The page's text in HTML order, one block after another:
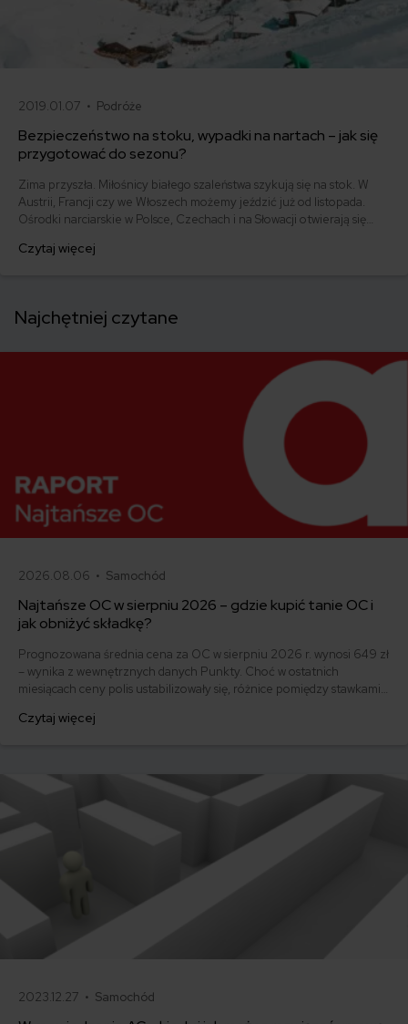
2019.01.07 • Podróże
Bezpieczeństwo na stoku, wypadki na nartach – jak się
przygotować do sezonu?
Zima przyszła. Miłośnicy białego szaleństwa szykują się na stok. W
Austrii, Francji czy we Włoszech możemy jeździć już od listopada.
Ośrodki narciarskie w Polsce, Czechach i na Słowacji otwierają się
przyjemna, co bezpieczna? Co zrobić, żeby uniknąć wypadku na
Czytaj więcej
Najchętniej czytane
2026.08.06 • Samochód
Najtańsze OC w sierpniu 2026 – gdzie kupić tanie OC i
jak obniżyć składkę?
Prognozowana średnia cena za OC w sierpniu 2026 r. wynosi 649 zł
– wynika z wewnętrznych danych Punkty. Choć w ostatnich
miesiącach ceny polis ustabilizowały się, różnice pomiędzy stawkami
500 zł, inni – powyżej 1500 zł. Gdzie znaleźć najtańsze OC w Polsce
Czytaj więcej
2023.12.27 • Samochód